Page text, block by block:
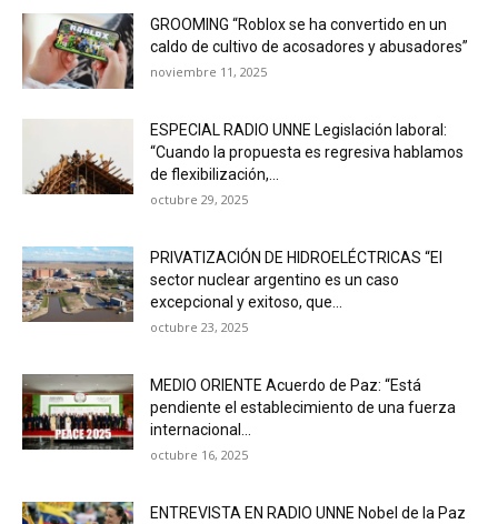
GROOMING “Roblox se ha convertido en un
caldo de cultivo de acosadores y abusadores”
noviembre 11, 2025
ESPECIAL RADIO UNNE Legislación laboral:
“Cuando la propuesta es regresiva hablamos
de flexibilización,...
octubre 29, 2025
PRIVATIZACIÓN DE HIDROELÉCTRICAS “El
sector nuclear argentino es un caso
excepcional y exitoso, que...
octubre 23, 2025
MEDIO ORIENTE Acuerdo de Paz: “Está
pendiente el establecimiento de una fuerza
internacional...
octubre 16, 2025
ENTREVISTA EN RADIO UNNE Nobel de la Paz